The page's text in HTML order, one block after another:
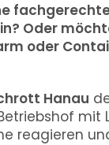
Oder
oder
Hanau
mit
reagieren